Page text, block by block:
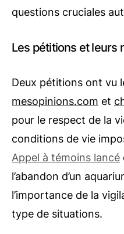
questions cruciales
Les pétitions et leurs
Deux pétitions ont vu
mesopinions.com et
pour le respect de la
conditions de vie
Appel à témoins lancé
l’abandon d’un
l’importance de la
type de situations.